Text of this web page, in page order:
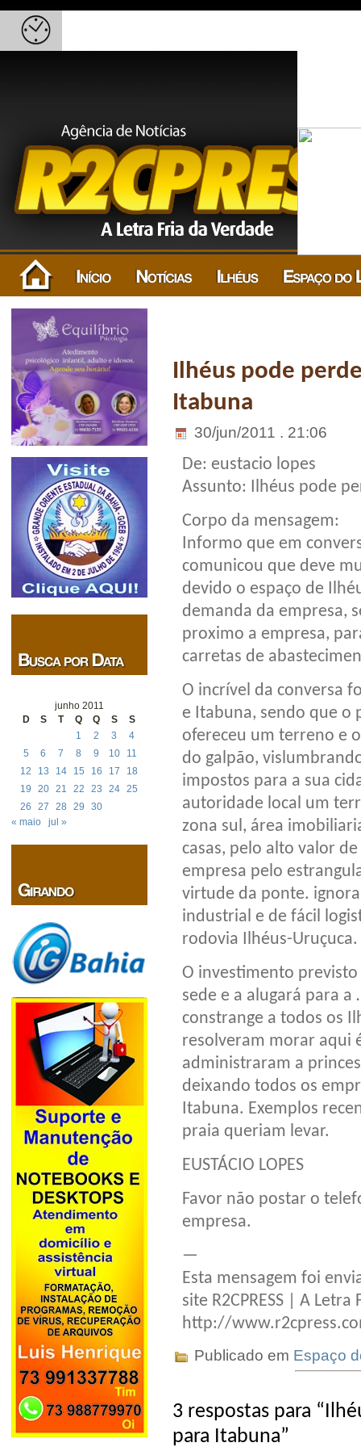
junho 2011
D
S T Q Q S
S
1
2 3
4
5
6 7 8 9 10
11
12
13 14 15 16 17
18
19
20 21 22 23 24 25
26
27 28 29
30
« maio
jul »
Ilhéus pode
Itabuna
30/jun/2011 . 21:06
De: eustacio lopes
Assunto: Ilhéus pode
Corpo da mensagem:
Informo que em
comunicou que deve
devido o espaço de
demanda da empresa,
proximo a empresa,
carretas de
O incrível da conversa
e Itabuna, sendo que
ofereceu um terreno e
do galpão,
impostos para a sua
autoridade local um
zona sul, área
casas, pelo alto valor
empresa pelo
virtude da ponte.
industrial e de fácil
rodovia Ilhéus-Uruçuca.
O investimento
sede e a alugará para
constrange a todos os
resolveram morar aqui
administraram a
deixando todos os
Itabuna. Exemplos
praia queriam levar.
EUSTÁCIO LOPES
Favor não postar o
empresa.
—
Esta mensagem foi
site R2CPRESS | A
http://
Publicado em Espaço
3 respostas para
para Itabuna”